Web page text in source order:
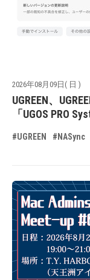
2026年08月09日( 日 )
UGREEN、
「UGOS PRO
#UGREEN #NASync